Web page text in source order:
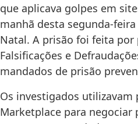
que aplicava golpes em
manhã desta segunda-
Natal. A prisão foi feita por
Falsificações e
mandados de prisão
Os investigados utilizavam
Marketplace para